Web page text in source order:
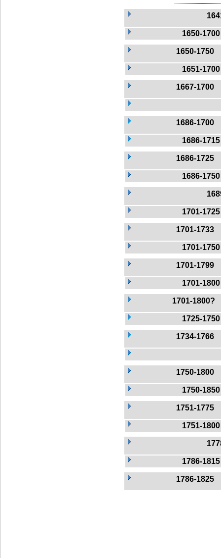
1650-1700
1650-1750
1651-1700
1667-1700
1686-1700
1686-1715
1686-1725
1686-1750
1701-1725
1701-1733
1701-1750
1701-1799
1701-1800
1701-1800?
1725-1750
1734-1766
1750-1800
1750-1850
1751-1775
1751-1800
1786-1815
1786-1825